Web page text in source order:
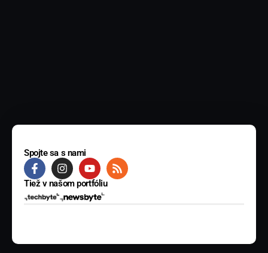
Spojte sa s nami
Tiež v našom portfóliu